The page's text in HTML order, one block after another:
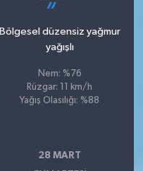
Bölgesel düzensiz yağmur
yağışlı
Nem: %76
Rüzgar: 11 km/h
Yağış Olasılığı: %88
28 MART